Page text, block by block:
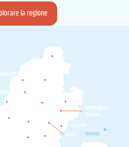
la regione
Vannes
Pluneret
Auray
Sainte-Anne
-d’Auray